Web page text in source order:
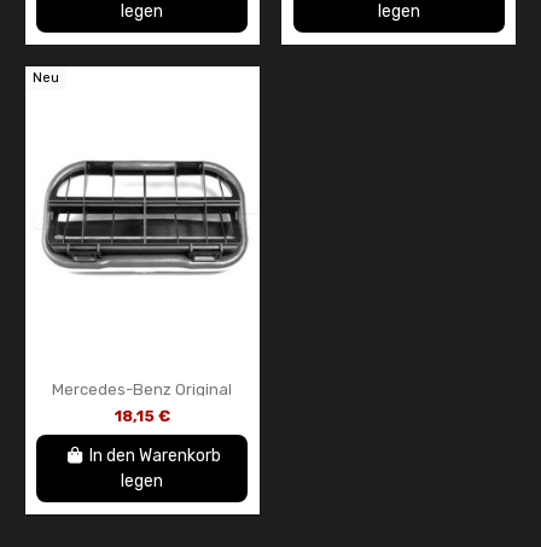
legen
legen
Neu
Mercedes-Benz Original
Heckklappen-
Entlüftungsventil /
Druckentlastungsventil
A1768302700
18,15 €
In den Warenkorb
legen